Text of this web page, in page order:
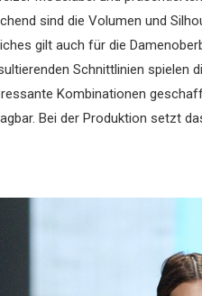
sind die Volumen und
gilt auch für die
Schnittlinien spielen
Kombinationen
Bei der Produktion setzt